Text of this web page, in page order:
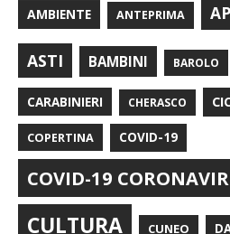
AMBIENTE ANTEPRIMA
ASTI BAMBINI BAROLO
CARABINIERI CHERASCO
COPERTINA COVID-19
COVID-19
CULTURA CUNEO